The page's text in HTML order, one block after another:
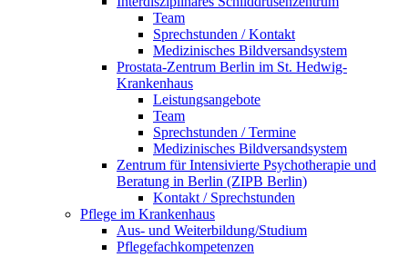
Team
Sprechstunden / Kontakt
Medizinisches Bildversandsystem
Prostata-Zentrum Berlin im St. Hedwig-
Krankenhaus
Leistungsangebote
Team
Sprechstunden / Termine
Medizinisches Bildversandsystem
Zentrum für Intensivierte Psychotherapie und
Beratung in Berlin (ZIPB Berlin)
Kontakt / Sprechstunden
Pflege im Krankenhaus
Aus- und Weiterbildung/Studium
Pflegefachkompetenzen